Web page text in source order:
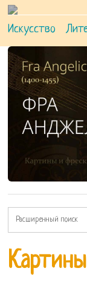
Искусство